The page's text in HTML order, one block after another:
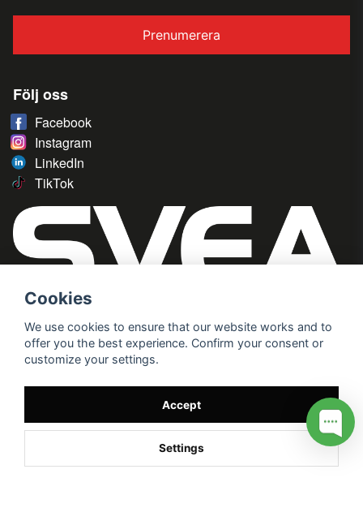
Prenumerera
Följ oss
Facebook
Instagram
LinkedIn
TikTok
Cookies
We use cookies to ensure that our website works and to
offer you the best experience. Confirm your consent or
customize your settings.
Accept
Settings